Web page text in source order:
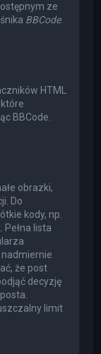
ze
BBCode.
HTML
BBCode.
obrazki,
Do
kody, np.
lista
że post
decyzję
limit